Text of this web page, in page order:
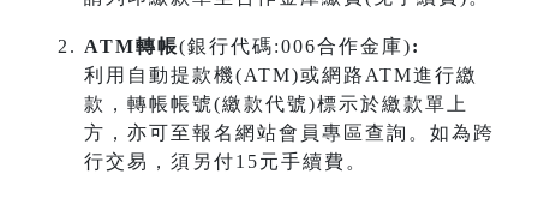
ATM轉帳(銀行代碼:006合作金庫):
利用自動提款機(ATM)或網路ATM進行繳
款，轉帳帳號(繳款代號)標示於繳款單上
方，亦可至報名網站會員專區查詢。如為跨
行交易，須另付15元手續費。